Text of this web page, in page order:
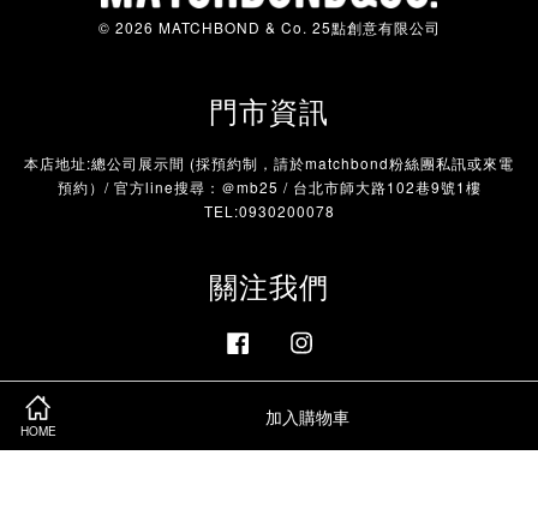
HOME
加入購物車
© 2026 MATCHBOND & Co. 25點創意有限公司
門市資訊
本店地址:總公司展示間 (採預約制，請於matchbond粉絲團私訊或來電
預約）/ 官方line搜尋：＠mb25 / 台北市師大路102巷9號1樓
TEL:0930200078
關注我們
Facebook
Visa Master